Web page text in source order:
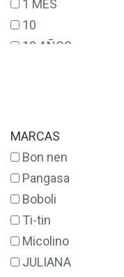
1 MES
10
10 AÑOS
14
14 AÑOS
16
17
18
18 MESES
2
MARCAS
Bon nen
Pangasa
Boboli
Ti-tin
Micolino
JULIANA